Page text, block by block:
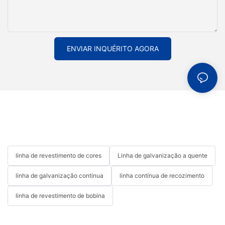
operações ao próximo nível.
ENVIAR INQUÉRITO AGORA
linha de revestimento de cores Linha de galvanização a quente
linha de galvanização contínua linha contínua de recozimento
linha de revestimento de bobina